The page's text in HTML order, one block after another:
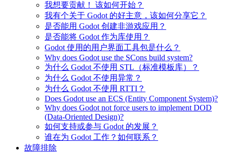
我想要贡献！ 该如何开始？
我有个关于 Godot 的好主意，该如何分享它？
是否能用 Godot 创建非游戏应用？
是否能将 Godot 作为库使用？
Godot 使用的用户界面工具包是什么？
Why does Godot use the SCons build system?
为什么 Godot 不使用 STL（标准模板库）？
为什么 Godot 不使用异常？
为什么 Godot 不使用 RTTI？
Does Godot use an ECS (Entity Component System)?
Why does Godot not force users to implement DOD
(Data-Oriented Design)?
如何支持或参与 Godot 的发展？
谁在为 Godot 工作？如何联系？
故障排除